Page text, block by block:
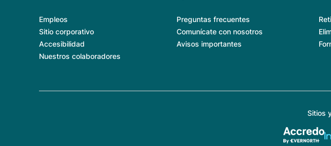
Empleos
Sitio corporativo
Accesibilidad
Nuestros colaboradores
Preguntas frecuentes
Comunícate con nosotros
Avisos importantes
Sitios